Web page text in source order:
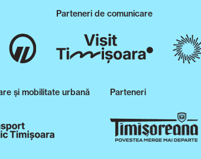
Parteneri de comunicare
și mobilitate urbană Parteneri